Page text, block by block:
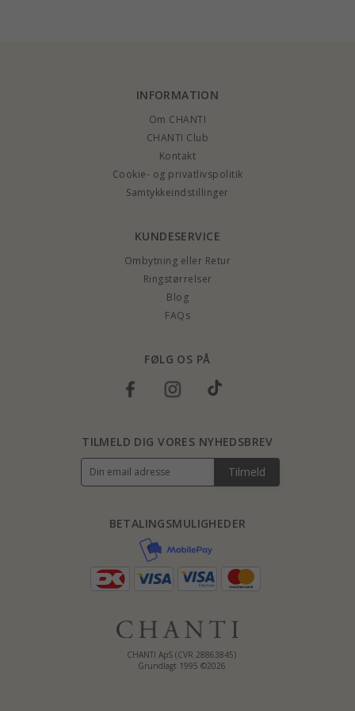
INFORMATION
Om CHANTI
CHANTI Club
Kontakt
Cookie- og privatlivspolitik
Samtykkeindstillinger
KUNDESERVICE
Ombytning eller Retur
Ringstørrelser
Blog
FAQs
FØLG OS PÅ
CHANTI ApS (CVR 28863845)
Grundlagt 1995 ©2026
BETALINGSMULIGHEDER
TILMELD DIG VORES NYHEDSBREV
Tilmeld